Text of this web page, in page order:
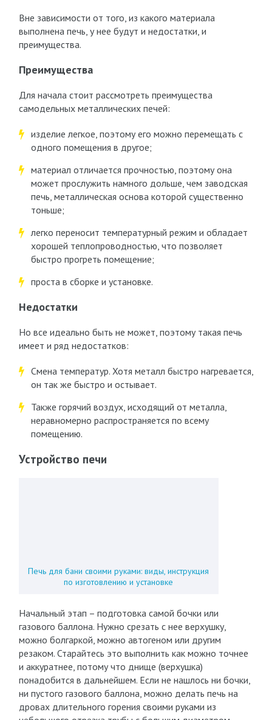
Вне зависимости от того, из какого материала
выполнена печь, у нее будут и недостатки, и
преимущества.
Преимущества
Для начала стоит рассмотреть преимущества
самодельных металлических печей:
изделие легкое, поэтому его можно перемещать с
одного помещения в другое;
материал отличается прочностью, поэтому она
может прослужить намного дольше, чем заводская
печь, металлическая основа которой существенно
тоньше;
легко переносит температурный режим и обладает
хорошей теплопроводностью, что позволяет
быстро прогреть помещение;
проста в сборке и установке.
Недостатки
Но все идеально быть не может, поэтому такая печь
имеет и ряд недостатков:
Смена температур. Хотя металл быстро нагревается,
он так же быстро и остывает.
Также горячий воздух, исходящий от металла,
неравномерно распространяется по всему
помещению.
Устройство печи
Печь для бани своими руками: виды, инструкция
по изготовлению и установке
Начальный этап – подготовка самой бочки или
газового баллона. Нужно срезать с нее верхушку,
можно болгаркой, можно автогеном или другим
резаком. Старайтесь это выполнить как можно точнее
и аккуратнее, потому что днище (верхушка)
понадобится в дальнейшем. Если не нашлось ни бочки,
ни пустого газового баллона, можно делать печь на
дровах длительного горения своими руками из